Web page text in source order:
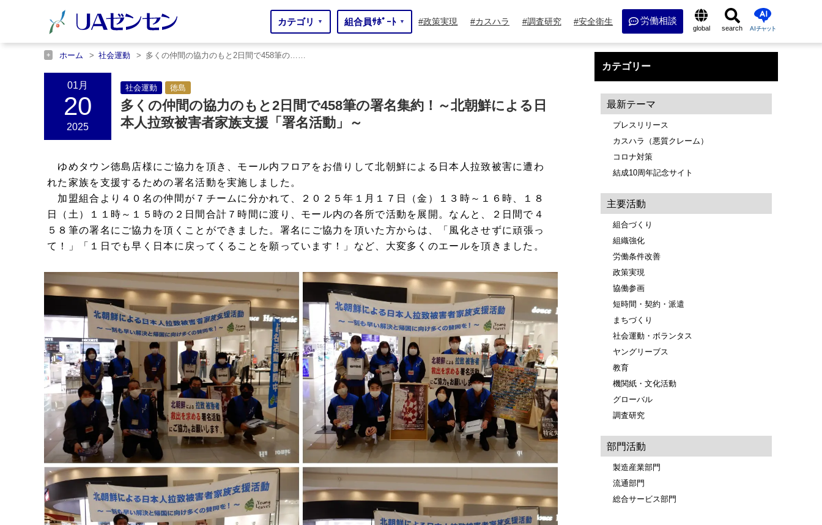
カテゴリ ▼ 組合員ｻﾎﾟｰﾄ ▼ 政策実現 カスハラ 調査研究 安全衛生 労働相談
global search AIチャット
ホーム 社会運動
多くの仲間の協力のもと2日間で458筆の……
01月
20
2025
社会運動 徳島
多くの仲間の協力のもと2日間で458筆の署名集約！～北朝鮮による日
本人拉致被害者家族支援「署名活動」～
ゆめタウン徳島店様にご協力を頂き、モール内フロアをお借りして北朝鮮による日本人拉致被害に遭わ
れた家族を支援するための署名活動を実施しました。
加盟組合より４０名の仲間が７チームに分かれて、２０２５年１月１７日（金）１３時～１６時、１８
日（土）１１時～１５時の２日間合計７時間に渡り、モール内の各所で活動を展開。なんと、２日間で４
５８筆の署名にご協力を頂くことができました。 署名にご協力を頂いた方からは、「風化させずに頑張っ
て！」「１日でも早く日本に戻ってくることを願っています！」など、大変多くのエールを頂きました。
カテゴリー
最新テーマ
プレスリリース
カスハラ（悪質クレーム）
コロナ対策
結成10周年記念サイト
主要活動
組合づくり
組織強化
労働条件改善
政策実現
協働参画
短時間・契約・派遣
まちづくり
社会運動・ボランタス
ヤングリーブス
教育
機関紙・文化活動
グローバル
調査研究
部門活動
製造産業部門
流通部門
総合サービス部門